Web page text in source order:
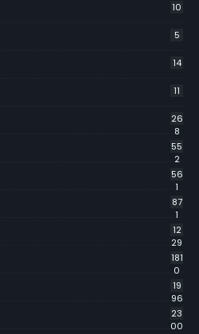
10
5
14
11
26
8
55
2
56
1
87
1
12
29
181
0
19
96
23
00